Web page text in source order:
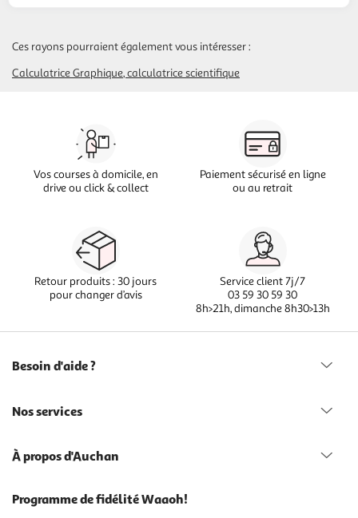
Ces rayons pourraient également vous intéresser :
Calculatrice Graphique calculatrice scientifique
Vos courses à domicile, en
drive ou click & collect
Paiement sécurisé en ligne
ou au retrait
Retour produits : 30 jours
pour changer d’avis
Service client 7j/7
03 59 30 59 30
8h>21h, dimanche 8h30>13h
Besoin d'aide ?
Nos services
À propos d'Auchan
Programme de fidélité Waaoh!